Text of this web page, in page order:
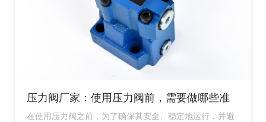
压力阀厂家：使用压力阀前，需要做哪些准
备工作？
在使用压力阀之前，为了确保其安全、稳定地运行，并避